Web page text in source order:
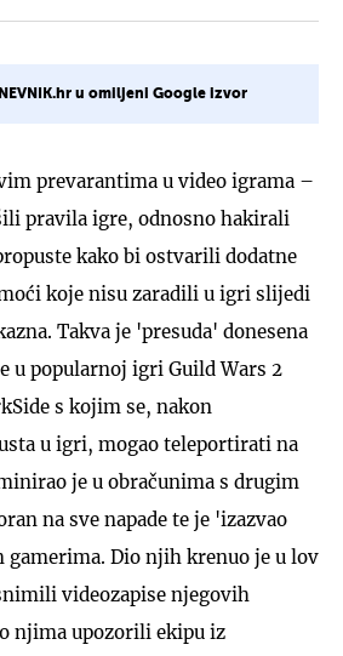
u omiljeni Google izvor
prevarantima u video igrama –
pravila igre, odnosno hakirali
kako bi ostvarili dodatne
koje nisu zaradili u igri slijedi
Takva je 'presuda' donesena
u popularnoj igri Guild Wars 2
s kojim se, nakon
u igri, mogao teleportirati na
je u obračunima s drugim
na sve napade te je 'izazvao
Dio njih krenuo je u lov
videozapise njegovih
njima upozorili ekipu iz